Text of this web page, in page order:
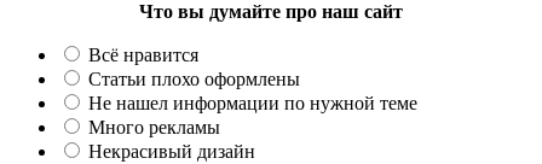
Что вы думайте про наш сайт
Всё нравится
Статьи плохо оформлены
Не нашел информации по нужной теме
Много рекламы
Некрасивый дизайн